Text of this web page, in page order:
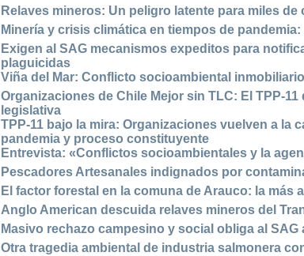
Relaves mineros: Un peligro latente para miles de
Minería y crisis climática en tiempos de
Exigen al SAG mecanismos expeditos para
plaguicidas
Viña del Mar: Conflicto socioambiental
Organizaciones de Chile Mejor sin TLC: El TPP-
legislativa
TPP-11 bajo la mira: Organizaciones vuelven a la
pandemia y proceso constituyente
Entrevista: «Conflictos socioambientales y la
Pescadores Artesanales indignados por
El factor forestal en la comuna de Arauco: la más
Anglo American descuida relaves mineros del
Masivo rechazo campesino y social obliga al
Otra tragedia ambiental de industria salmonera